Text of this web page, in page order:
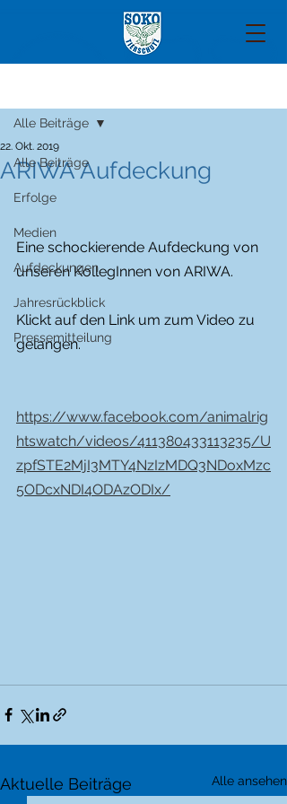
Alle Beiträge
Erfolge
Medien
Aufdeckungen
Jahresrückblick
Pressemitteilung
Alle Beiträge
ARIWA Aufdeckung
22. Okt. 2019
Eine schockierende Aufdeckung von
unseren KollegInnen von ARIWA.
Klickt auf den Link um zum Video zu
gelangen.
https://www.facebook.com/animalrig
htswatch/videos/411380433113235/U
zpfSTE2MjI3MTY4NzIzMDQ3NDoxMzc
5ODcxNDI4ODAzODIx/
Aktuelle Beiträge Alle ansehen